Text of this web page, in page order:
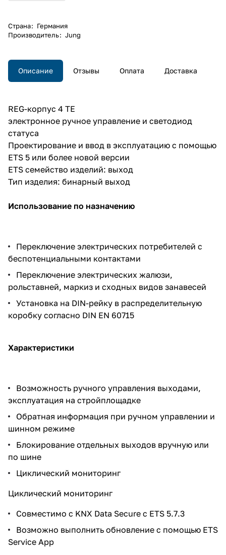
Страна: Германия
Производитель: Jung
Описание Отзывы Оплата Доставка
REG-корпус 4 TE
электронное ручное управление и светодиод
статуса
Проектирование и ввод в эксплуатацию с помощью
ETS 5 или более новой версии
ETS семейство изделий: выход
Тип изделия: бинарный выход
Использование по назначению
Переключение электрических потребителей с
беспотенциальными контактами
Переключение электрических жалюзи,
рольставней, маркиз и сходных видов занавесей
Установка на DIN-рейку в распределительную
коробку согласно DIN EN 60715
Характеристики
Возможность ручного управления выходами,
эксплуатация на стройплощадке
Обратная информация при ручном управлении и
шинном режиме
Блокирование отдельных выходов вручную или
по шине
Циклический мониторинг
Циклический мониторинг
Совместимо с KNX Data Secure с ETS 5.7.3
Возможно выполнить обновление с помощью ETS
Service App